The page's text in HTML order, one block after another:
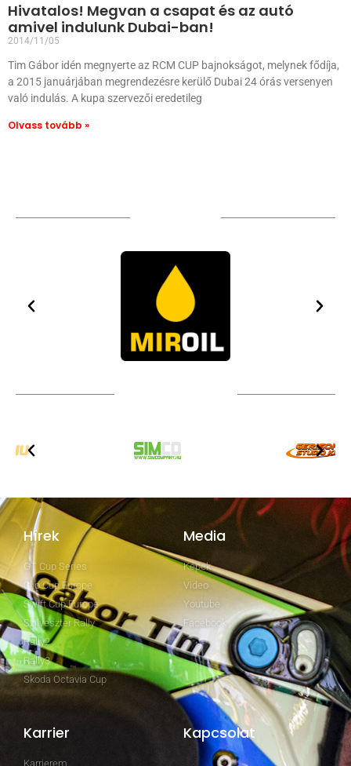
Hivatalos! Megvan a csapat és az autó
amivel indulunk Dubai-ban!
2014/11/05
Tim Gábor idén megnyerte az RCM CUP bajnokságot, melynek fődíja,
a 2015 januárjában megrendezésre kerülő Dubai 24 órás versenyen
való indulás. A kupa szervezői eredetileg
Olvass tovább »
Hírek
GT Cup Series
Clio Cup Europe
Swift Cup Europe
Szilveszter Rally
Rally2
Rally3
Skoda Octavia Cup
Media
Képek
Video
Youtube
Facebook
Karrier
Karrierem
Kapcsolat